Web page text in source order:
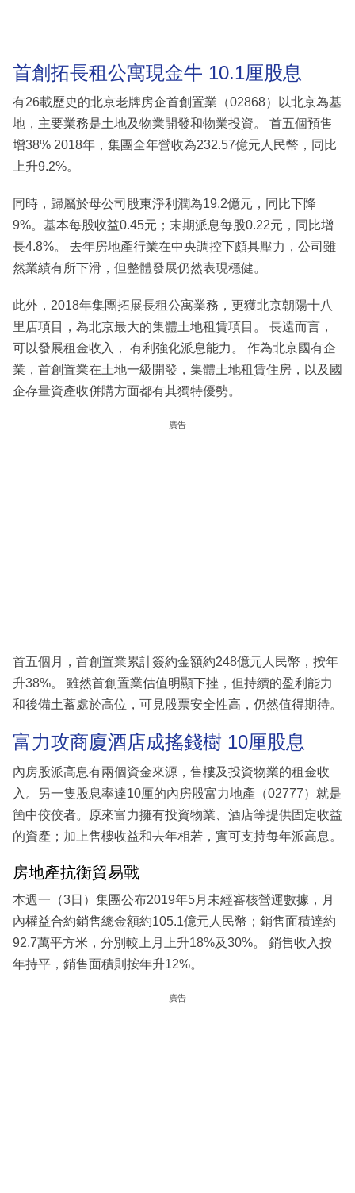
首創拓長租公寓現金牛 10.1厘股息
有26載歷史的北京老牌房企首創置業（02868）以北京為基
地，主要業務是土地及物業開發和物業投資。 首五個預售
增38% 2018年，集團全年營收為232.57億元人民幣，同比
上升9.2%。
同時，歸屬於母公司股東淨利潤為19.2億元，同比下降
9%。基本每股收益0.45元；末期派息每股0.22元，同比增
長4.8%。 去年房地產行業在中央調控下頗具壓力，公司雖
然業績有所下滑，但整體發展仍然表現穩健。
此外，2018年集團拓展長租公寓業務，更獲北京朝陽十八
里店項目，為北京最大的集體土地租賃項目。 長遠而言，
可以發展租金收入， 有利強化派息能力。 作為北京國有企
業，首創置業在土地一級開發，集體土地租賃住房，以及國
企存量資產收併購方面都有其獨特優勢。
廣告
首五個月，首創置業累計簽約金額約248億元人民幣，按年
升38%。 雖然首創置業估值明顯下挫，但持續的盈利能力
和後備土蓄處於高位，可見股票安全性高，仍然值得期待。
富力攻商廈酒店成搖錢樹 10厘股息
內房股派高息有兩個資金來源，售樓及投資物業的租金收
入。另一隻股息率達10厘的內房股富力地產（02777）就是
箇中佼佼者。原來富力擁有投資物業、酒店等提供固定收益
的資產；加上售樓收益和去年相若，實可支持每年派高息。
房地產抗衡貿易戰
本週一（3日）集團公布2019年5月未經審核營運數據，月
內權益合約銷售總金額約105.1億元人民幣；銷售面積達約
92.7萬平方米，分別較上月上升18%及30%。 銷售收入按
年持平，銷售面積則按年升12%。
廣告